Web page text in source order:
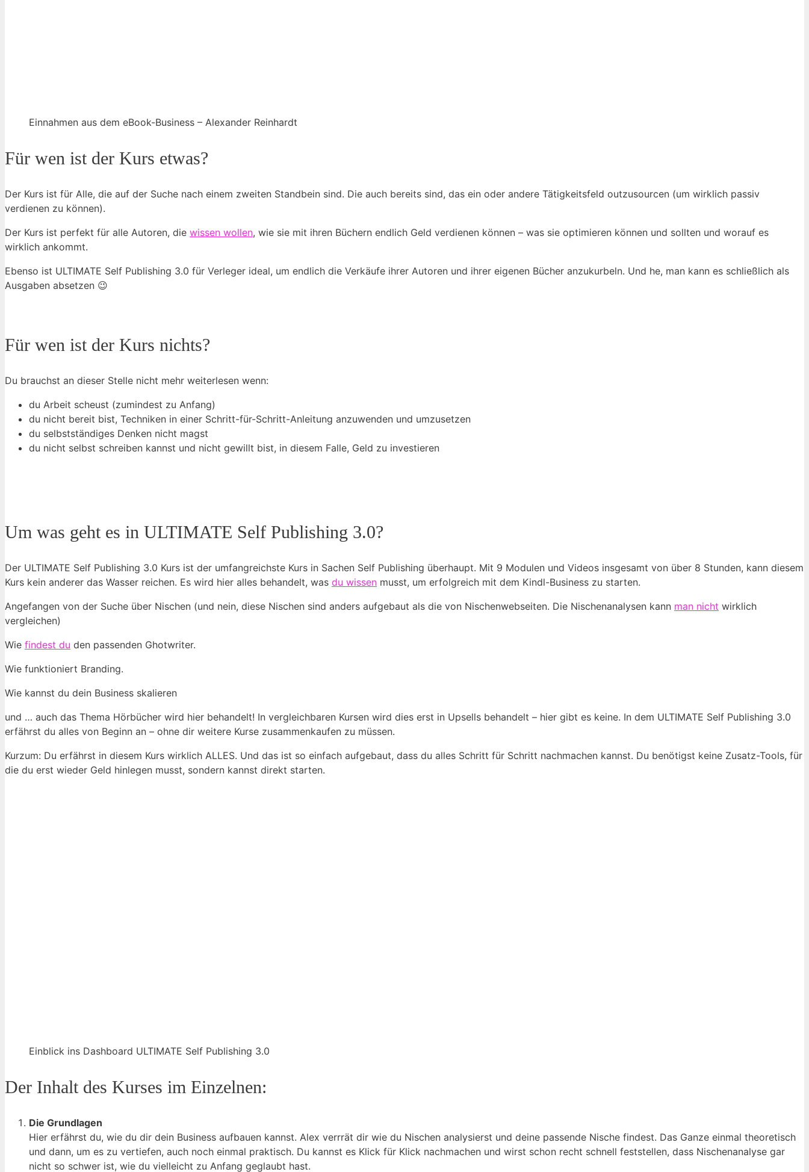
Einnahmen aus dem eBook-Business – Alexander Reinhardt
Für wen ist der Kurs etwas?
Der Kurs ist für Alle, die auf der Suche nach einem zweiten Standbein sind. Die auch bereits sind, das ein oder andere Tätigkeitsfeld outzusourcen (um wirklich passiv
verdienen zu können).
Der Kurs ist perfekt für alle Autoren, die wissen wollen, wie sie mit ihren Büchern endlich Geld verdienen können – was sie optimieren können und sollten und worauf es
wirklich ankommt.
Ebenso ist ULTIMATE Self Publishing 3.0 für Verleger ideal, um endlich die Verkäufe ihrer Autoren und ihrer eigenen Bücher anzukurbeln. Und he, man kann es schließlich als
Ausgaben absetzen 😉
Für wen ist der Kurs nichts?
Du brauchst an dieser Stelle nicht mehr weiterlesen wenn:
du Arbeit scheust (zumindest zu Anfang)
du nicht bereit bist, Techniken in einer Schritt-für-Schritt-Anleitung anzuwenden und umzusetzen
du selbstständiges Denken nicht magst
du nicht selbst schreiben kannst und nicht gewillt bist, in diesem Falle, Geld zu investieren
Um was geht es in ULTIMATE Self Publishing 3.0?
Der ULTIMATE Self Publishing 3.0 Kurs ist der umfangreichste Kurs in Sachen Self Publishing überhaupt. Mit 9 Modulen und Videos insgesamt von über 8 Stunden, kann diesem
Kurs kein anderer das Wasser reichen. Es wird hier alles behandelt, was du wissen musst, um erfolgreich mit dem Kindl-Business zu starten.
Angefangen von der Suche über Nischen (und nein, diese Nischen sind anders aufgebaut als die von Nischenwebseiten. Die Nischenanalysen kann man nicht wirklich
vergleichen)
Wie findest du den passenden Ghotwriter.
Wie funktioniert Branding.
Wie kannst du dein Business skalieren
und … auch das Thema Hörbücher wird hier behandelt! In vergleichbaren Kursen wird dies erst in Upsells behandelt – hier gibt es keine. In dem ULTIMATE Self Publishing 3.0
erfährst du alles von Beginn an – ohne dir weitere Kurse zusammenkaufen zu müssen.
Kurzum: Du erfährst in diesem Kurs wirklich ALLES. Und das ist so einfach aufgebaut, dass du alles Schritt für Schritt nachmachen kannst. Du benötigst keine Zusatz-Tools, für
die du erst wieder Geld hinlegen musst, sondern kannst direkt starten.
Einblick ins Dashboard ULTIMATE Self Publishing 3.0
Der Inhalt des Kurses im Einzelnen:
Die Grundlagen
Hier erfährst du, wie du dir dein Business aufbauen kannst. Alex verrrät dir wie du Nischen analysierst und deine passende Nische findest. Das Ganze einmal theoretisch
und dann, um es zu vertiefen, auch noch einmal praktisch. Du kannst es Klick für Klick nachmachen und wirst schon recht schnell feststellen, dass Nischenanalyse gar
nicht so schwer ist, wie du vielleicht zu Anfang geglaubt hast.